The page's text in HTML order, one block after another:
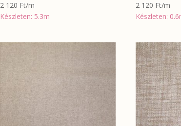
2 120 Ft/m
Készleten: 5.3m
2 120 Ft/m
Készleten: